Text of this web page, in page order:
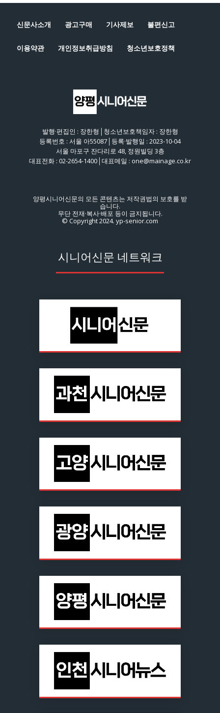
신문사소개 광고구매 기사제보 불편신고
이용약관 개인정보취급방침 청소년보호정책
발행·편집인 : 장한형│청소년보호책임자 : 장한형
등록번호 : 서울 아55087│등록·발행일 : 2023-10-04
서울 마포구 잔다리로 48, 정원빌딩 3층
대표전화 : 02-2654-1400│대표메일 : one@mainage.co.kr
양평시니어신문의 모든 콘텐츠는 저작권법의 보호를 받
습니다.
무단 전재·복사·배포 등이 금지됩니다.
© Copyright 2024. yp-senior.com
시니어신문 네트워크